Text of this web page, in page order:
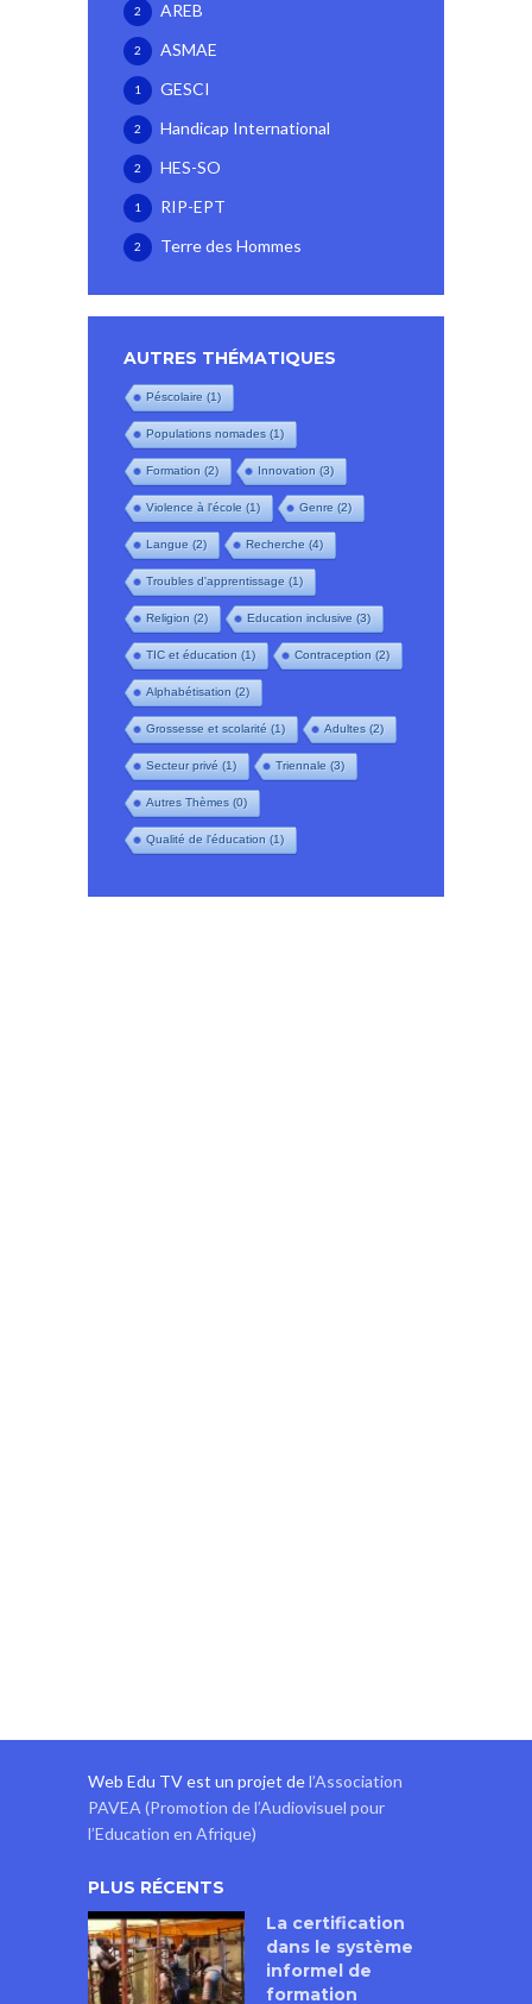
AREB
2
ASMAE
2
GESCI
1
Handicap International
2
HES-SO
2
RIP-EPT
1
Terre des Hommes
2
AUTRES THÉMATIQUES
Péscolaire (1)
Populations nomades (1)
Formation (2) Innovation (3)
Violence à l'école (1) Genre (2)
Langue (2) Recherche (4)
Troubles d'apprentissage (1)
Religion (2) Education inclusive (3)
TIC et éducation (1) Contraception (2)
Alphabétisation (2)
Grossesse et scolarité (1) Adultes (2)
Secteur privé (1) Triennale (3)
Autres Thèmes (0)
Qualité de l'éducation (1)
Web Edu TV est un projet del’Association
PAVEA (Promotion de l’Audiovisuel pour
l’Education en Afrique)
PLUS RÉCENTS
La certification
dans le système
informel de
formation